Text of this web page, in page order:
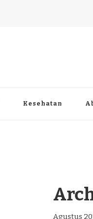
Kesehatan
Agustus